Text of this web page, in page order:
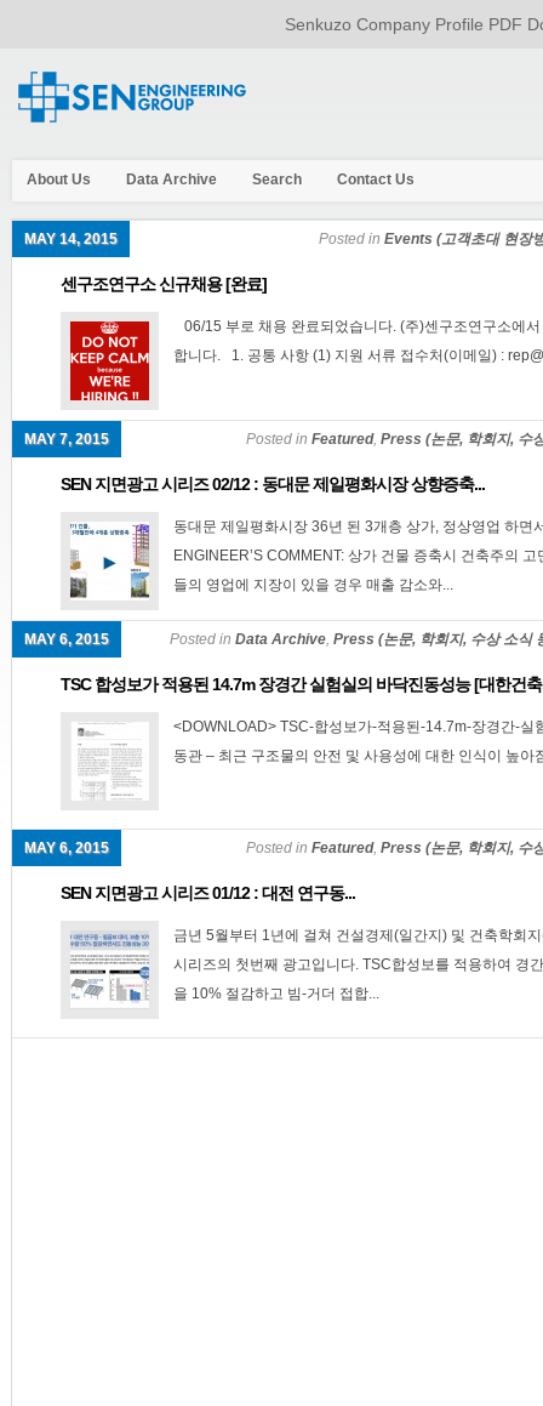
Senkuzo Company Profile PDF
About Us Data Archive Search Contact Us
MAY 14, 2015 Posted in Events (고객초대 현장
센구조연구소 신규채용 [완료]
06/15 부로 채용 완료되었습니다. (주)센구조연구소에
합니다. 1. 공통 사항 (1) 지원 서류 접수처(이메일) :
MAY 7, 2015 Posted in Featured, Press (논문, 학회지, 수
SEN 지면광고 시리즈 02/12 : 동대문 제일평화시장 상향증축...
동대문 제일평화시장 36년 된 3개층 상가, 정상영업 하면
ENGINEER’S COMMENT: 상가 건물 증축시 건축주의
들의 영업에 지장이 있을 경우 매출 감소와...
MAY 6, 2015 Posted in Data Archive, Press (논문, 학회지, 수상 소식
TSC 합성보가 적용된 14.7m 장경간 실험실의 바닥진동성능 [대한건축
<DOWNLOAD> TSC-합성보가-적용된-14.7m-장경간-실
동관 – 최근 구조물의 안전 및 사용성에 대한 인식이 높아
MAY 6, 2015 Posted in Featured, Press (논문, 학회지, 수
SEN 지면광고 시리즈 01/12 : 대전 연구동...
금년 5월부터 1년에 걸쳐 건설경제(일간지) 및 건축학회
시리즈의 첫번째 광고입니다. TSC합성보를 적용하여 경
을 10% 절감하고 빔-거더 접합...